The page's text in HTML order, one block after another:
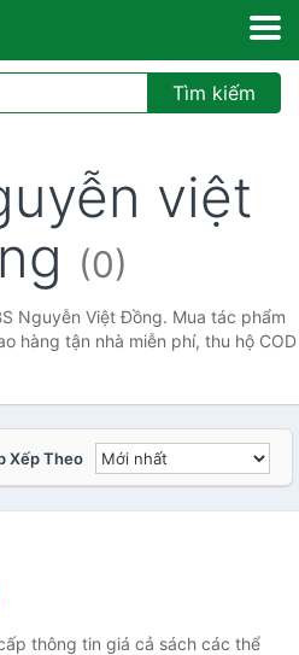
Tìm kiếm
việt
(0)
Nguyễn Việt Đồng. Mua tác phẩm
hàng tận nhà miễn phí, thu hộ COD
Xếp Theo
thông tin giá cả sách các thể